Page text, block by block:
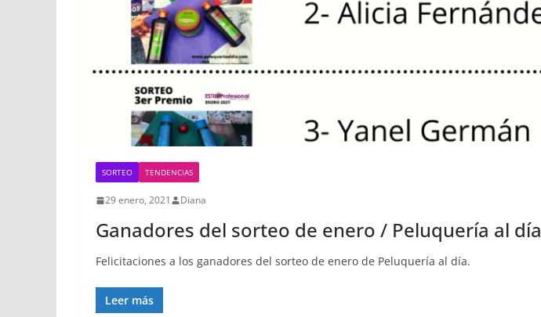
SORTEO TENDENCIAS
29 enero, 2021 Diana
Ganadores del sorteo de enero / Peluquería al día
Felicitaciones a los ganadores del sorteo de enero de Peluquería al día.
Leer más